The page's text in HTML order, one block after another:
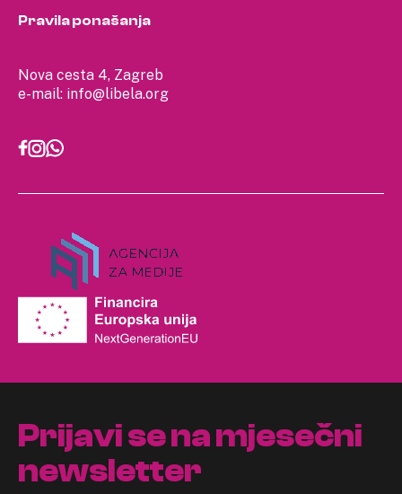
Nova cesta 4, Zagreb
e-mail: info@libela.org
Pravila ponašanja
Prijavi se na mjesečni
newsletter